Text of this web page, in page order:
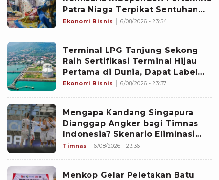
Patra Niaga Terpikat Sentuhan
Cerita di Balik setiap Karya
Ekonomi Bisnis 6/08/2026 - 23:54
Terminal LPG Tanjung Sekong
Raih Sertifikasi Terminal Hijau
Pertama di Dunia, Dapat Label
Bintang 2
Ekonomi Bisnis 6/08/2026 - 23:37
Mengapa Kandang Singapura
Dianggap Angker bagi Timnas
Indonesia? Skenario Eliminasi
Gila Bisa Terulang
Timnas 6/08/2026 - 23:36
Menkop Gelar Peletakan Batu